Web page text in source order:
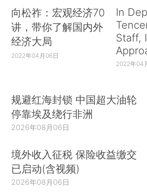
向松祚：宏观经济70
讲，带你了解国内外
经济大局
2022年04月06日
In
Staff,
2022年04
规避红海封锁 中国超大油轮
停靠埃及绕行非洲
2026年08月06日
境外收入征税 保险收益缴交
已启动(含视频)
2026年08月06日